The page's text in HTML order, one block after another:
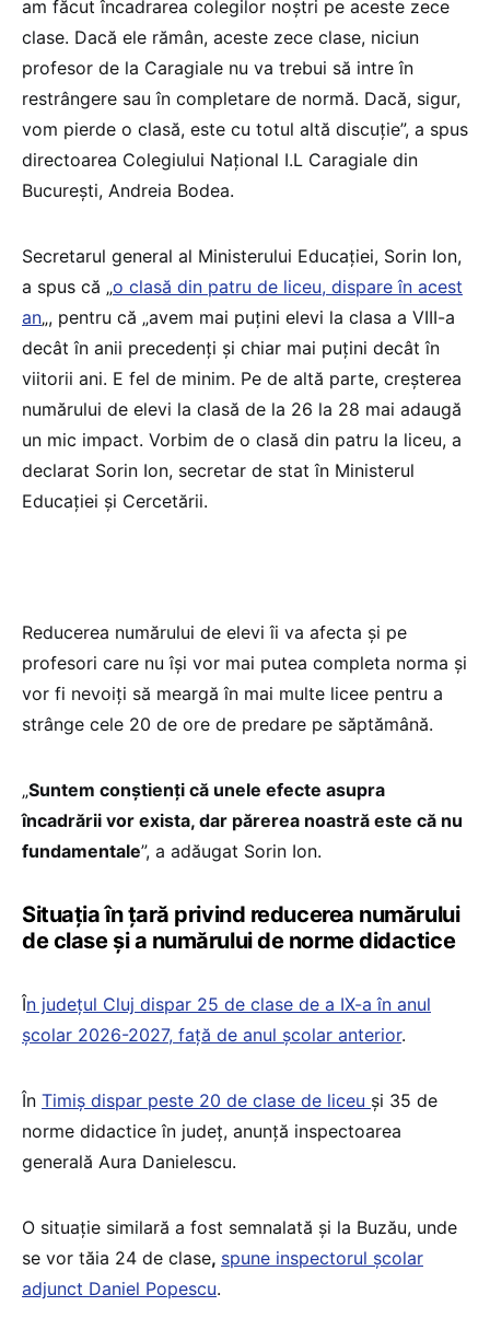
am făcut încadrarea colegilor noştri pe aceste zece
clase. Dacă ele rămân, aceste zece clase, niciun
profesor de la Caragiale nu va trebui să intre în
restrângere sau în completare de normă. Dacă, sigur,
vom pierde o clasă, este cu totul altă discuţie”, a spus
directoarea Colegiului Național I.L Caragiale din
București, Andreia Bodea.
Secretarul general al Ministerului Educației, Sorin Ion,
a spus că „o clasă din patru de liceu, dispare în acest
an„, pentru că „avem mai puțini elevi la clasa a VIII-a
decât în anii precedenți și chiar mai puțini decât în
viitorii ani. E fel de minim. Pe de altă parte, creșterea
numărului de elevi la clasă de la 26 la 28 mai adaugă
un mic impact. Vorbim de o clasă din patru la liceu, a
declarat Sorin Ion, secretar de stat în Ministerul
Educației și Cercetării.
Reducerea numărului de elevi îi va afecta și pe
profesori care nu își vor mai putea completa norma și
vor fi nevoiți să meargă în mai multe licee pentru a
strânge cele 20 de ore de predare pe săptămână.
„Suntem conștienți că unele efecte asupra
încadrării vor exista, dar părerea noastră este că nu
fundamentale”, a adăugat Sorin Ion.
Situația în țară privind reducerea numărului
de clase și a numărului de norme didactice
În județul Cluj dispar 25 de clase de a IX-a în anul
școlar 2026-2027, față de anul școlar anterior.
În Timiș dispar peste 20 de clase de liceu și 35 de
norme didactice în județ, anunță inspectoarea
generală Aura Danielescu.
O situație similară a fost semnalată și la Buzău, unde
se vor tăia 24 de clase, spune inspectorul școlar
adjunct Daniel Popescu.